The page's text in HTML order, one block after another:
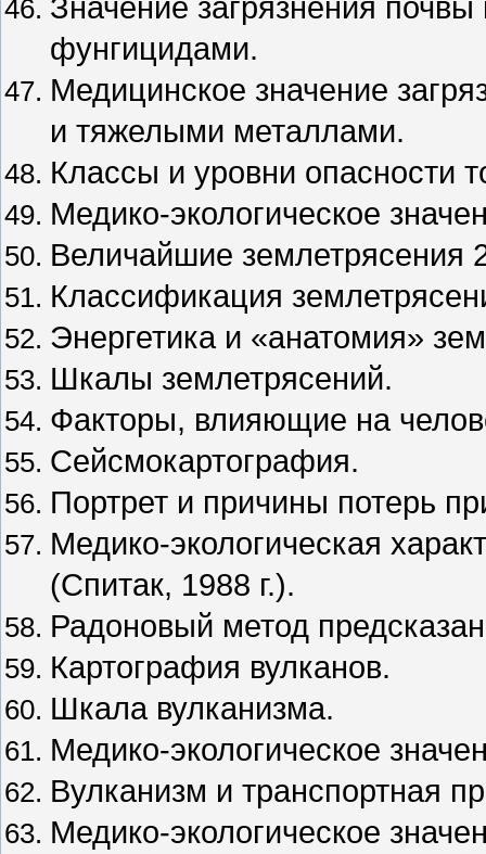
Значение загрязнения
фунгицидами.
Медицинское значение
и тяжелыми металлами.
Классы и уровни опасности
Медико-экологическое
Величайшие землетрясения
Классификация
Энергетика и «анатомия»
Шкалы землетрясений.
Факторы, влияющие на
Сейсмокартография.
Портрет и причины потерь
Медико-экологическая
(Спитак, 1988 г.).
Радоновый метод
Картография вулканов.
Шкала вулканизма.
Медико-экологическое
Вулканизм и транспортная
Медико-экологическое